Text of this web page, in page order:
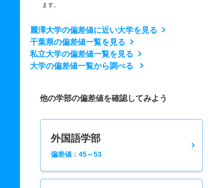
ます。
麗澤大学の偏差値に近い大学を見る
千葉県の偏差値一覧を見る
私立大学の偏差値一覧を見る
大学の偏差値一覧から調べる
他の学部の偏差値を確認してみよう
外国語学部
偏差値：45～53